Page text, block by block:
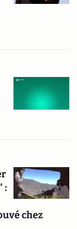
:
chez